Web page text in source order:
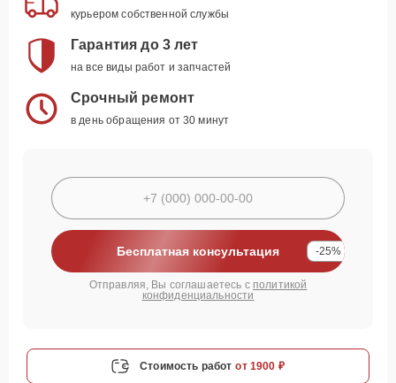
курьером собственной службы
Гарантия до 3 лет
на все виды работ и запчастей
Срочный ремонт
в день обращения от 30 минут
Бесплатная консультация -25%
Отправляя, Вы соглашаетесь с политикой
конфиденциальности
Стоимость работ от 1900 ₽